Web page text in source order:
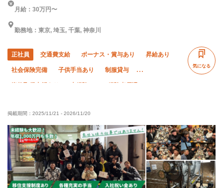
月給：30万円〜
勤務地：東京, 埼玉, 千葉, 神奈川
正社員 交通費支給 ボーナス・賞与あり 昇給あり
社会保険完備 子供手当あり 制服貸与
車・バイク通勤OK 転勤なし
気になる
掲載期間： 2025/11/21 - 2026/11/20